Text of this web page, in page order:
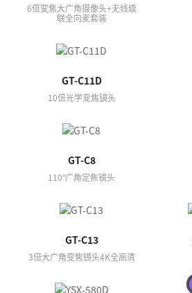
6倍变焦大广角摄像头+无线级
联全向麦套装
GT-C11D
10倍光学变焦镜头
GT-C8
110°广角定焦镜头
GT-C13
3倍大广角变焦镜头4K全高清